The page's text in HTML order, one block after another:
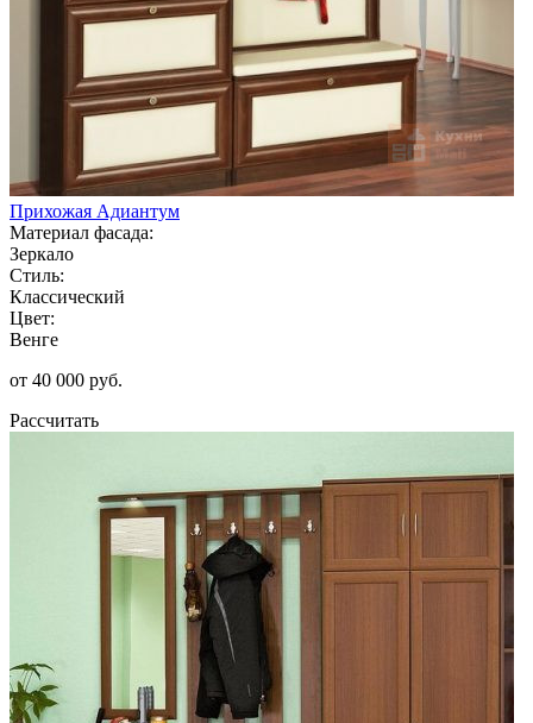
Прихожая Адиантум
Материал фасада:
Зеркало
Стиль:
Классический
Цвет:
Венге
от 40 000 руб.
Рассчитать